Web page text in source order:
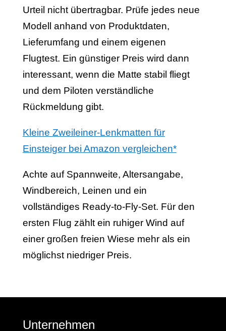
Urteil nicht übertragbar. Prüfe jedes neue
Modell anhand von Produktdaten,
Lieferumfang und einem eigenen
Flugtest. Ein günstiger Preis wird dann
interessant, wenn die Matte stabil fliegt
und dem Piloten verständliche
Rückmeldung gibt.
Kleine Zweileiner-Lenkmatten für
Einsteiger bei Amazon vergleichen*
Achte auf Spannweite, Altersangabe,
Windbereich, Leinen und ein
vollständiges Ready-to-Fly-Set. Für den
ersten Flug zählt ein ruhiger Wind auf
einer großen freien Wiese mehr als ein
möglichst niedriger Preis.
Unternehmen